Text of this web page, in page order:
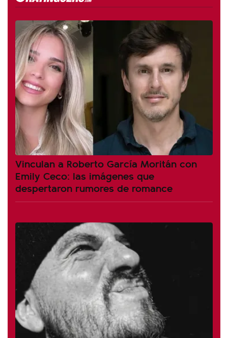
Vinculan a Roberto García Moritán con
Emily Ceco: las imágenes que
despertaron rumores de romance